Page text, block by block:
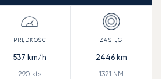
537 km/h
290 kts
2446km
1321 NM